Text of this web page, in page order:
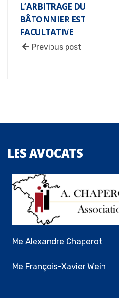
L’ARBITRAGE DU
BÂTONNIER EST
FACULTATIVE
Previous post
LESAVOCATS
Me Alexandre Chaperot
Me François-Xavier Wein